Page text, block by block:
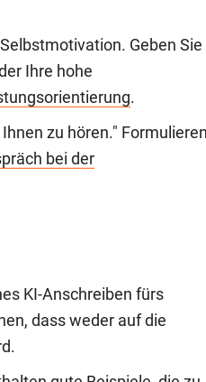
Geben Sie
Ihre hohe
.
zu hören."
bei der
KI-Anschreiben fürs
dass weder auf die